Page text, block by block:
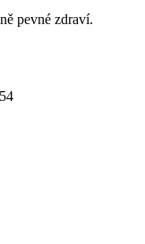
pevné zdraví.